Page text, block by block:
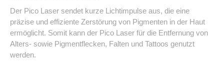
Der Pico Laser sendet kurze Lichtimpulse aus, die eine
präzise und effiziente Zerstörung von Pigmenten in der Haut
ermöglicht. Somit kann der Pico Laser für die Entfernung von
Alters- sowie Pigmentflecken, Falten und Tattoos genutzt
werden.